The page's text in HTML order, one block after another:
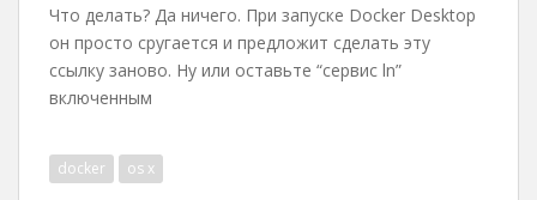
Что делать? Да ничего. При запуске Docker Desktop
он просто сругается и предложит сделать эту
ссылку заново. Ну или оставьте “сервис ln”
включенным
docker os x